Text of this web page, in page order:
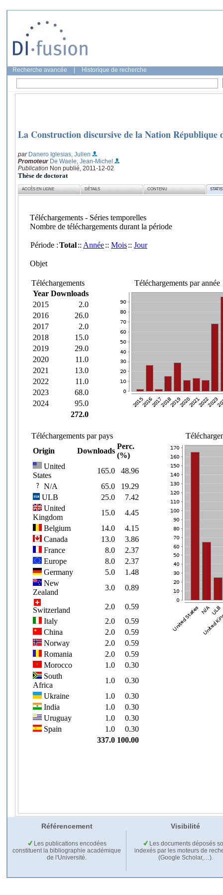
Recherche avancée Historique de recherche
La Construction discursive de la Nation République
par Danero Iglesias, Julien
Promoteur De Waele, Jean-Michel
Publication Non publié, 2011-12-02
Thèse de doctorat
ACCÈS EN LIGNE DÉTAILS CONTENU
Référencement Visibilité
Les publications encodées
constituent la bibliographie académique
de l'Université.
Les documents déposés
indexés par les moteurs de
(Google Scholar,…).